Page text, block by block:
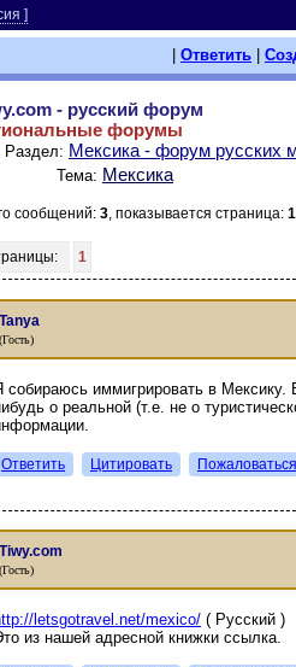
]
Ответить
- русский форум
форумы
Раздел: Мексика - форум русских
Тема: Мексика
сообщений: 3, показывается страница: 1
1
Tanya
(Гость)
собираюсь иммигрировать в
о реальной (т.е. не о
Ответить Цитировать Пожаловаться
Tiwy.com
(Гость)
letsgotravel.net/mexico/ ( Русский )
из нашей адресной книжки ссылка.